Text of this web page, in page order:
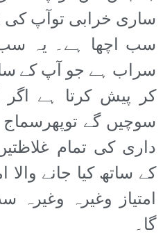
ساری خرابی توآپ کی
سب اچھا ہے۔ یہ
سراب ہے جو آپ کے
کر پیش کرتا ہے
سوچیں گے
داری کی تمام
کے ساتھ کیا جانے
امتیاز وغیرہ
گا۔